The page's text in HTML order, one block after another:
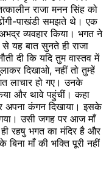
राजा मनन सिंह को
पाखंडी समझते थे। एक
व्यवहार किया। भगत ने
यह बात सुनते ही राजा
दी कि यदि तुम वास्तव में
दिखाओ, नहीं तो तुम्हें
लाचार हो गए। उनके
और थावे पहुंचीं। कहा
अपना कंगन दिखाया। इसके
उसी जगह पर आज माँ
रहषु भगत का मंदिर है और
बिना माँ की भक्ति पूरी नहीं